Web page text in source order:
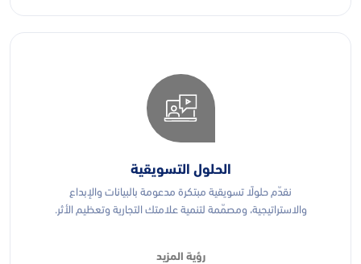
الحلول التسويقية
نقدّم حلولًا تسويقية مبتكرة مدعومة بالبيانات والإبداع
والاستراتيجية، ومصمّمة لتنمية علامتك التجارية وتعظيم الأثر.
رؤية المزيد